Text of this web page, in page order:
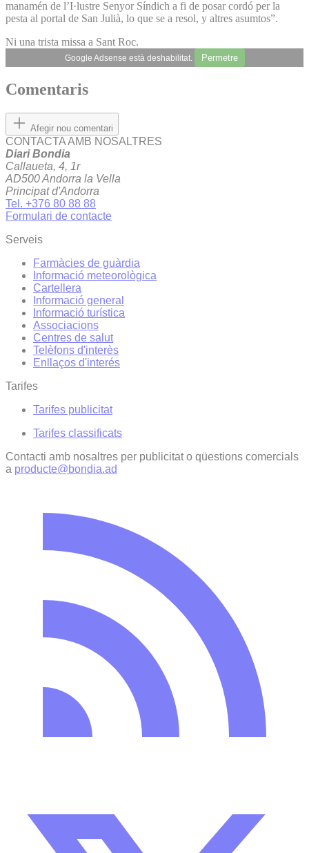
manamén de l’I·lustre Senyor Síndich a fi de posar cordó per la
pesta al portal de San Julià, lo que se a resol, y altres asumtos”.
Ni una trista missa a Sant Roc.
Google Adsense està deshabilitat. Permetre
Comentaris
Afegir nou comentari
CONTACTA AMB NOSALTRES
Diari Bondia
Callaueta, 4, 1r
AD500 Andorra la Vella
Principat d'Andorra
Tel. +376 80 88 88
Formulari de contacte
Serveis
Farmàcies de guàrdia
Informació meteorològica
Cartellera
Informació general
Informació turística
Associacions
Centres de salut
Telèfons d'interès
Enllaços d'interés
Tarifes
Tarifes publicitat
Tarifes classificats
Contacti amb nosaltres per publicitat o qüestions comercials
a producte@bondia.ad